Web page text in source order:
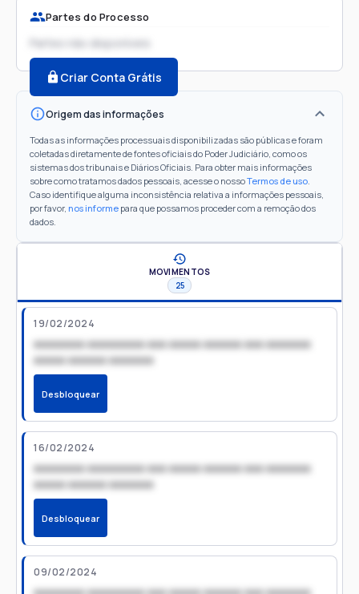
Partes do Processo
Partes não disponíveis
Criar Conta Grátis
Origem das informações
Todas as informações processuais disponibilizadas são públicas e foram
coletadas diretamente de fontes oficiais do Poder Judiciário, como os
sistemas dos tribunais e Diários Oficiais. Para obter mais informações
sobre como tratamos dados pessoais, acesse o nossoTermos de uso.
Caso identifique alguma inconsistência relativa a informações pessoais,
por favor, nos informe para que possamos proceder com a remoção dos
dados.
MOVIMENTOS
25
19/02/2024
xxxxxxxx xxxxxxxxx xxx xxxxx xxxxxx xxx xxxxxxx
xxxxx xxxxxx xxxxxxx
Desbloquear
16/02/2024
xxxxxxxx xxxxxxxxx xxx xxxxx xxxxxx xxx xxxxxxx
xxxxx xxxxxx xxxxxxx
Desbloquear
09/02/2024